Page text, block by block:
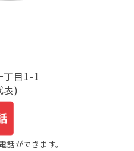
丁目1-1
表)
ができます。